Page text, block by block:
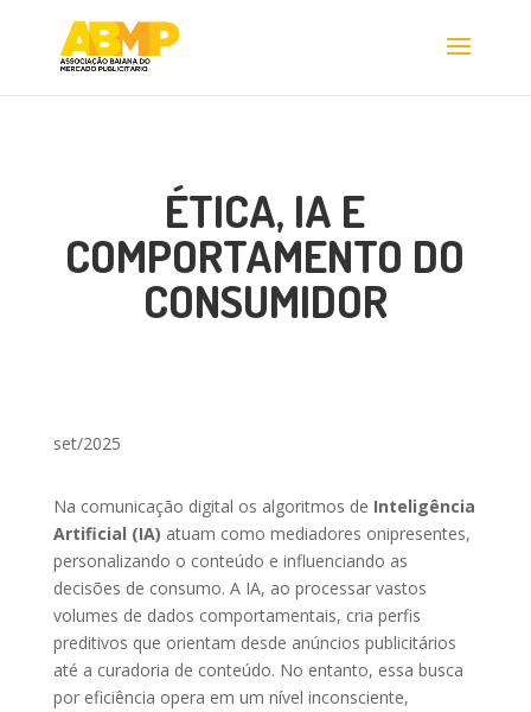
ÉTICA, IA E
COMPORTAMENTO DO
CONSUMIDOR
set/2025
Na comunicação digital os algoritmos de Inteligência
Artificial (IA) atuam como mediadores onipresentes,
personalizando o conteúdo e influenciando as
decisões de consumo. A IA, ao processar vastos
volumes de dados comportamentais, cria perfis
preditivos que orientam desde anúncios publicitários
até a curadoria de conteúdo. No entanto, essa busca
por eficiência opera em um nível inconsciente,